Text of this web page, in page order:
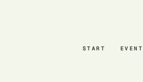
START